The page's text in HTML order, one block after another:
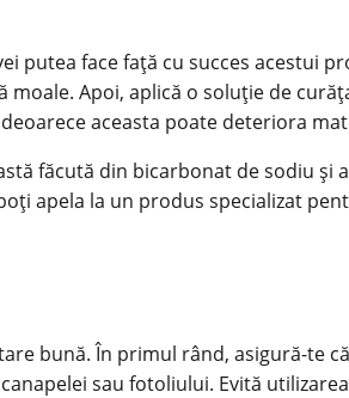
putea face față cu succes acestui
Apoi, aplică o soluție de
aceasta poate deteriora
făcută din bicarbonat de sodiu și
apela la un produs specializat
bună. În primul rând, asigură-te
sau fotoliului. Evită